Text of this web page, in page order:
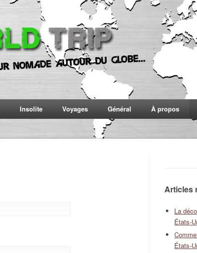
Insolite Voyages Général À propos
Articles
La
États-
États-